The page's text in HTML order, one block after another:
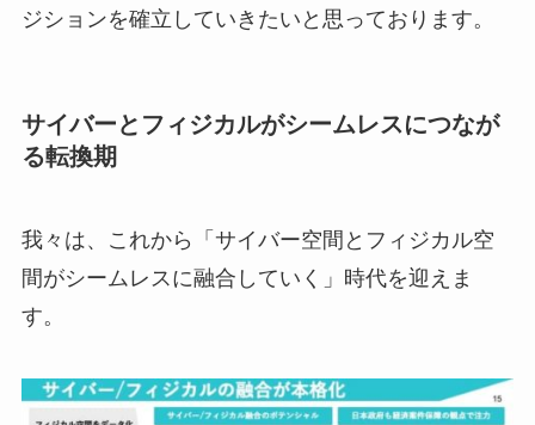
ジションを確立していきたいと思っております。
サイバーとフィジカルがシームレスにつなが
る転換期
我々は、これから「サイバー空間とフィジカル空
間がシームレスに融合していく」時代を迎えま
す。